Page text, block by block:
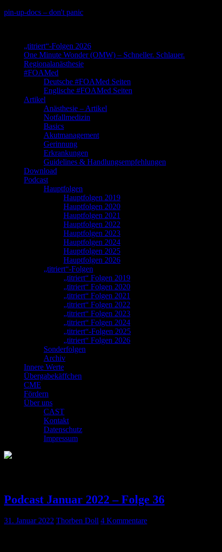
Skip
pin-up-docs – don't panic
„titriert“-Folgen 2026
One Minute Wonder (OMW) – Schneller. Schlauer.
Regionalanästhesie
#FOAMed
Deutsche #FOAMed Seiten
Englische #FOAMed Seiten
Artikel
Anästhesie – Artikel
Notfallmedizin
Basics
Akutmanagement
Gerinnung
Erkrankungen
Guidelines & Handlungsempfehlungen
Download
Podcast
Hauptfolgen
Hauptfolgen 2019
Hauptfolgen 2020
Hauptfolgen 2021
Hauptfolgen 2022
Hauptfolgen 2023
Hauptfolgen 2024
Hauptfolgen 2025
Hauptfolgen 2026
„titriert“-Folgen
„titriert“ Folgen 2019
„titriert“ Folgen 2020
„titriert“ Folgen 2021
„titriert“ Folgen 2022
„titriert“ Folgen 2023
„titriert“ Folgen 2024
„titriert“-Folgen 2025
„titriert“ Folgen 2026
Sonderfolgen
Archiv
Innere Werte
Übergabekäffchen
CME
Fördern
Über uns
CAST
Kontakt
Datenschutz
Impressum
Podcast Januar 2022 – Folge 36
31. Januar 2022 Thorben Doll 4 Kommentare